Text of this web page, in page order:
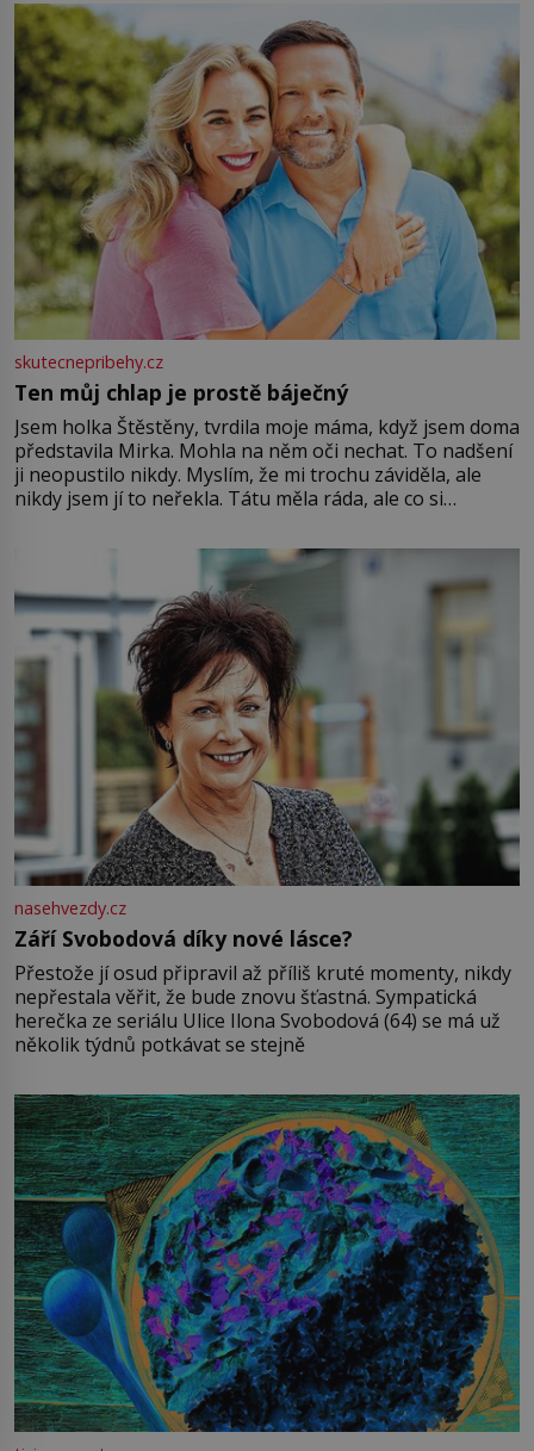
větší harmonii a klid. Je důležité
skutecnepribehy.cz
Ten můj chlap je prostě báječný
Jsem holka Štěstěny, tvrdila moje máma, když jsem doma
představila Mirka. Mohla na něm oči nechat. To nadšení
ji neopustilo nikdy. Myslím, že mi trochu záviděla, ale
nikdy jsem jí to neřekla. Tátu měla ráda, ale co si
Jsme spolu moc rádi Tehdy byla jiná doba, když
nasehvezdy.cz
Září Svobodová díky nové lásce?
Přestože jí osud připravil až příliš kruté momenty, nikdy
nepřestala věřit, že bude znovu šťastná. Sympatická
herečka ze seriálu Ulice Ilona Svobodová (64) se má už
několik týdnů potkávat se stejně